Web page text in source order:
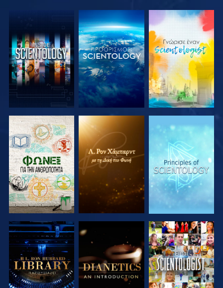
ΕΞΕΡΕΥΝΗΣΤΕ
ΤΗ ΣΕΙΡΑ
ΕΞΕΡΕΥΝΗΣΤΕ
ΤΗ ΣΕΙΡΑ
ΕΞΕΡΕΥΝΗΣΤΕ
ΤΗ ΣΕΙΡΑ
ΕΞΕΡΕΥΝΗΣΤΕ
ΤΗ ΣΕΙΡΑ
ΕΞΕΡΕΥΝΗΣΤΕ
ΤΗ ΣΕΙΡΑ
ΠΑΡΑΚΟΛΟΥΘΗΣΤΕ